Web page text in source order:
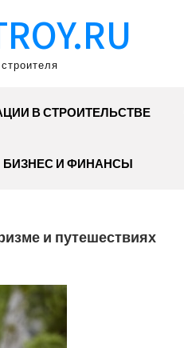
В СТРОИТЕЛЬСТВЕ
БИЗНЕС И ФИНАНСЫ
и путешествиях